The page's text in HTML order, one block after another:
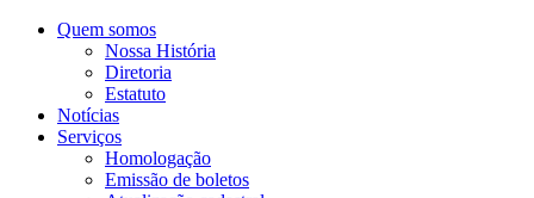
Quem somos
Nossa História
Diretoria
Estatuto
Notícias
Serviços
Homologação
Emissão de boletos